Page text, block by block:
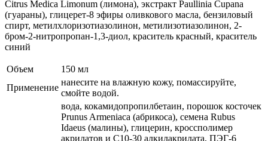
Citrus Medica Limonum (лимона), экстракт Paullinia Cupana
(гуараны), глицерет-8 эфиры оливкового масла, бензиловый
спирт, метилхлоризотиазолинон, метилизотиазолинон, 2-
бром-2-нитропропан-1,3-диол, краситель красный, краситель
синий
Объем
150 мл
Применение
нанесите на влажную кожу, помассируйте,
смойте водой.
вода, кокамидопропилбетаин, порошок косточек
Prunus Armeniaca (абрикоса), семена Rubus
Idaeus (малины), глицерин, кроссполимер
акрилатов и C10-30 алкилакрилата, ПЭГ-6